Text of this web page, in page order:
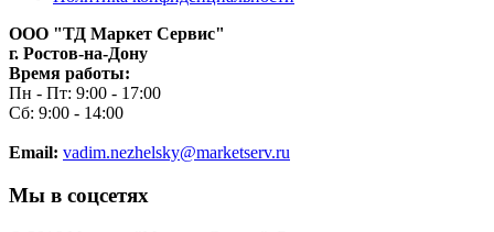
ООО "ТД Маркет Сервис"
г. Ростов-на-Дону
Время работы:
Пн - Пт: 9:00 - 17:00
Сб: 9:00 - 14:00
Email: vadim.nezhelsky@marketserv.ru
Мы в соцсетях